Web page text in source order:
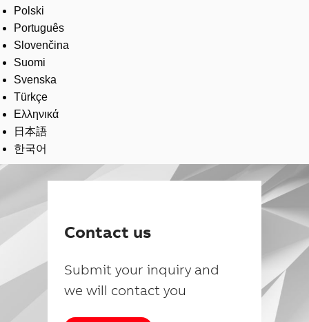
Polski
Português
Slovenčina
Suomi
Svenska
Türkçe
Ελληνικά
日本語
한국어
Contact us
Submit your inquiry and
we will contact you